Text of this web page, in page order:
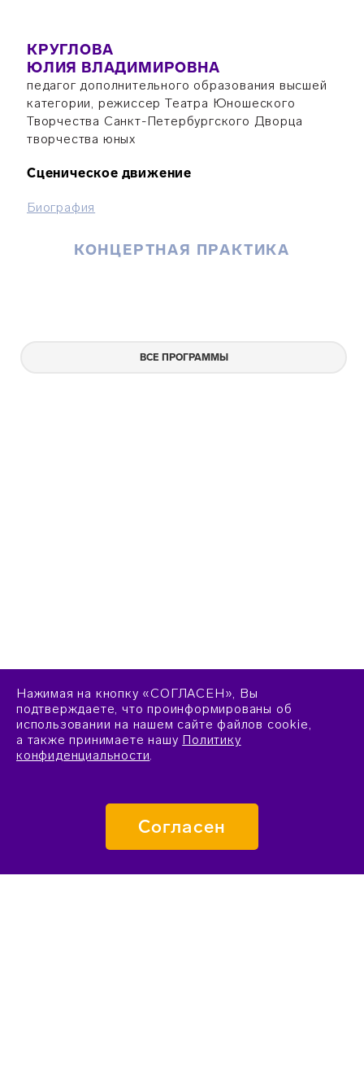
КРУГЛОВА
ЮЛИЯ ВЛАДИМИРОВНА
педагог дополнительного образования высшей
категории, режиссер Театра Юношеского
Творчества Санкт-Петербургского Дворца
творчества юных
Сценическое движение
Биография
КОНЦЕРТНАЯ ПРАКТИКА
ВСЕ ПРОГРАММЫ
Нажимая на кнопку «СОГЛАСЕН», Вы
подтверждаете, что проинформированы об
использовании на нашем сайте файлов cookie,
а также принимаете нашу Политику
конфиденциальности.
Согласен